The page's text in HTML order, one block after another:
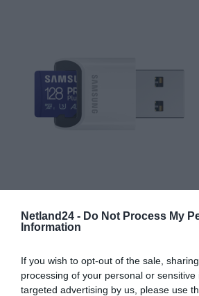
Netland24 - Do Not Process My
Information
If you wish to opt-out of the sale,
processing of your personal or
targeted advertising by us, please use